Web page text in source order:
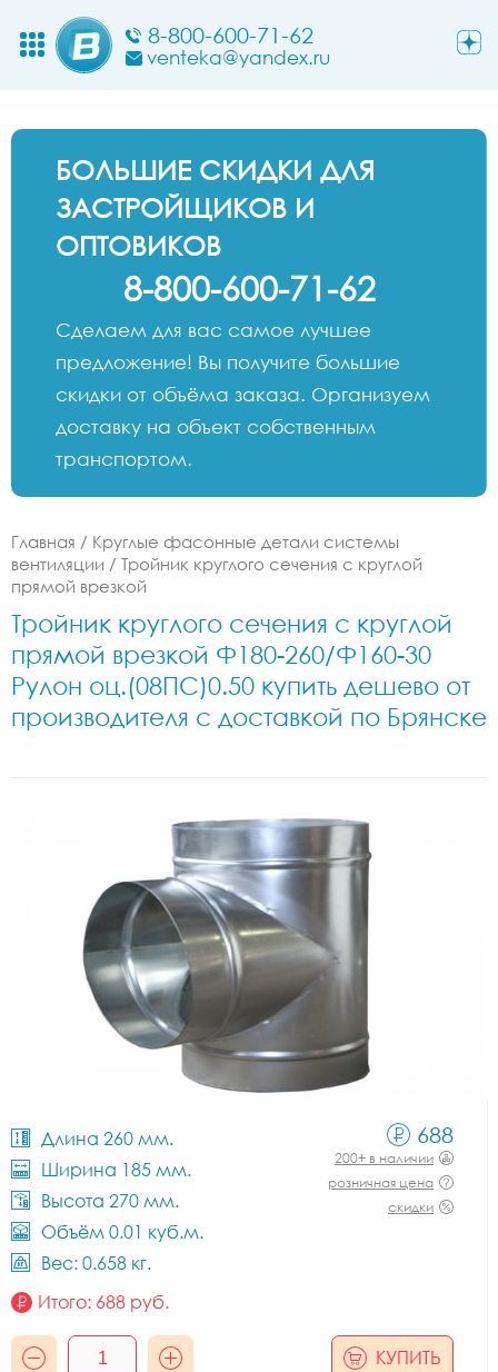
8-800-600-71-62
venteka@yandex.ru
БОЛЬШИЕ СКИДКИ ДЛЯ
ЗАСТРОЙЩИКОВ И
ОПТОВИКОВ
8-800-600-71-62
Сделаем для вас самое лучшее
предложение! Вы получите большие
скидки от объёма заказа. Организуем
доставку на объект собственным
транспортом.
Главная / Круглые фасонные детали системы
вентиляции / Тройник круглого сечения с круглой
прямой врезкой
Тройник круглого сечения с круглой
прямой врезкой Ф180-260/Ф160-30
Рулон оц.(08ПС)0.50 купить дешево от
производителя с доставкой по Брянске
Длина 260 мм.
Ширина 185 мм.
Высота 270 мм.
Объём 0.01 куб.м.
Вес: 0.658 кг.
688
200+ в наличии
розничная цена
скидки
Итого: 688 руб.
КУПИТЬ